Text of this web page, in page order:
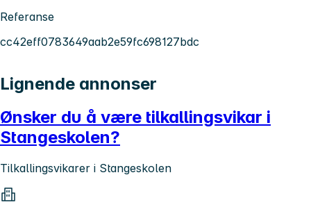
Referanse
cc42eff0783649aab2e59fc698127bdc
Lignende annonser
Ønsker du å være tilkallingsvikar i
Stangeskolen?
Tilkallingsvikarer i Stangeskolen